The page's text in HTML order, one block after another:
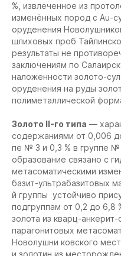
%, извлеченное из
изменённых пород с Au-
оруденения
шлиховых проб
результаты не
заключениям по
наложенности золото-
оруденения на руды
полиметаллической
Золото II-го типа —
содержаниями от 0,006
пе № 3 и 0,3 % в группе
образование связано с
метасоматическими
базит-ультрабазитовых
й группы устойчиво
подгруппам от 0,2 до 6,8
золота из кварц-
парагонитовых
Новолушни ковского